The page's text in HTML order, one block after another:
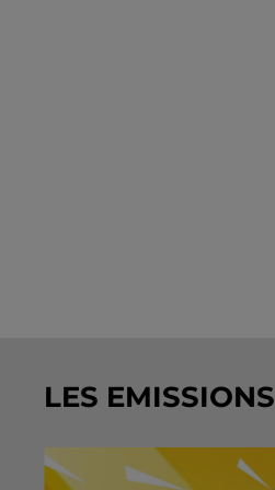
LES EMISSIONS